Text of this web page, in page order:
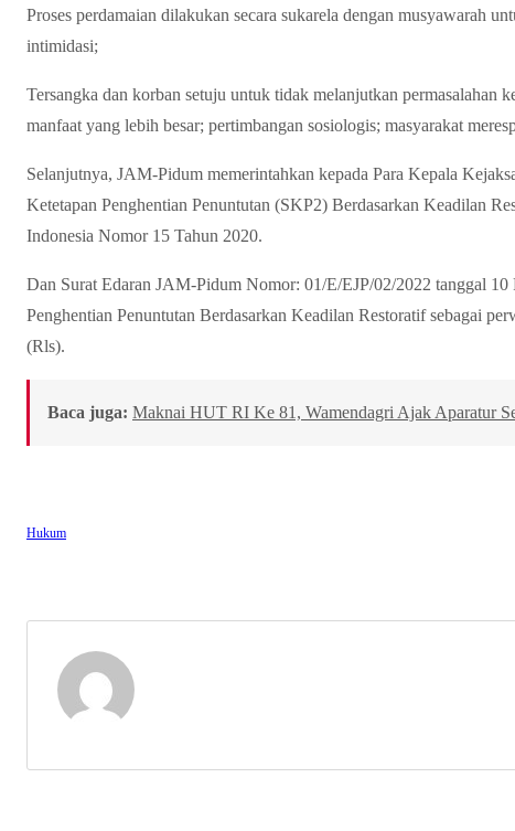
Proses perdamaian dilakukan secara sukarela dengan musyawarah
intimidasi;
Tersangka dan korban setuju untuk tidak melanjutkan permasalahan
manfaat yang lebih besar; pertimbangan sosiologis; masyarakat
Selanjutnya, JAM-Pidum memerintahkan kepada Para Kepala
Ketetapan Penghentian Penuntutan (SKP2) Berdasarkan Keadilan
Indonesia Nomor 15 Tahun 2020.
Dan Surat Edaran JAM-Pidum Nomor: 01/E/EJP/02/2022 tanggal 10
Penghentian Penuntutan Berdasarkan Keadilan Restoratif sebagai
(Rls).
Baca juga: Maknai HUT RI Ke 81, Wamendagri Ajak Aparatur
Hukum